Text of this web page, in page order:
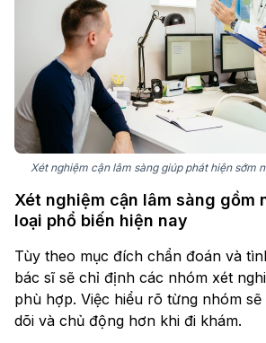
Xét nghiệm cận lâm sàng giúp phát hiện sớm
Xét nghiệm cận lâm sàng gồm
loại phổ biến hiện nay
Tùy theo mục đích chẩn đoán và
bác sĩ sẽ chỉ định các nhóm xét
phù hợp. Việc hiểu rõ từng nhóm sẽ
dõi và chủ động hơn khi đi khám.